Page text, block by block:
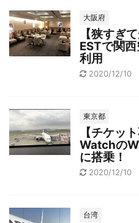
大阪府
【狭すぎ
ESTで関
利用
2020/12/10
東京都
【チケッ
Watchの
に搭乗！
2020/12/10
台湾